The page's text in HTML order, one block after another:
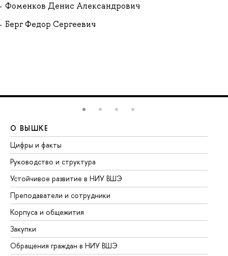
Фоменков Денис Александрович
Берг Федор Сергеевич
О ВЫШКЕ
Цифры и факты
Руководство и структура
Устойчивое развитие в НИУ ВШЭ
Преподаватели и сотрудники
Корпуса и общежития
Закупки
Обращения граждан в НИУ ВШЭ